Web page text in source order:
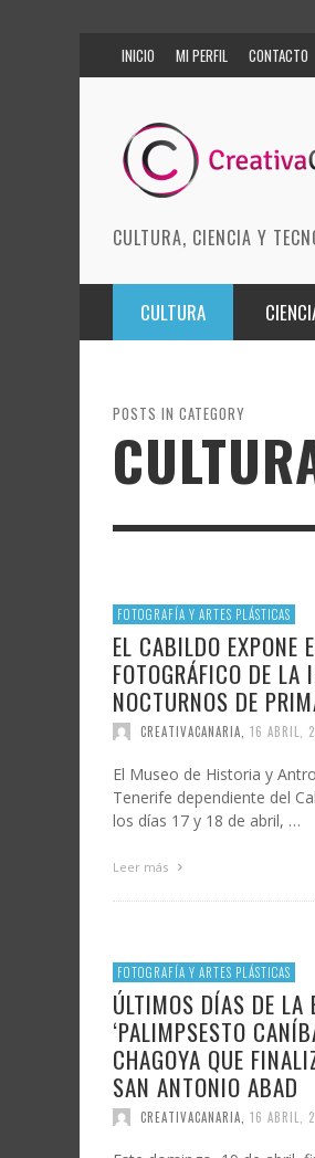
INICIO MI PERFIL CONTACTO
CULTURA, CIENCIA Y
CULTURA
ARTES ESCÉNICAS
MODA
POLÍTICA CULTURAL
FOTOGRAFÍA Y ARTES
SAMIR DELGADO
INNOVACIÓN
CIENCIAS DE LA TIERRA
MATEMÁTICAS, FÍSICA Y
CIENCIAS SOCIALES
POSTS IN CATEGORY
FOTOGRAFÍA Y ARTES PLÁSTICAS
EL CABILDO EXPONE
FOTOGRÁFICO DE LA
NOCTURNOS DE
CREATIVACANARIA 16 ABRIL,
El Museo de Historia y
Tenerife dependiente del
los días 17 y 18 de abril, …
Leer más
FOTOGRAFÍA Y ARTES PLÁSTICAS
ÚLTIMOS DÍAS DE LA
‘PALIMPSESTO
CHAGOYA QUE
SAN ANTONIO ABAD
CREATIVACANARIA 16 ABRIL,